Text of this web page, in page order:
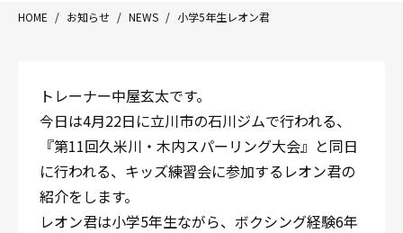
八王子中屋ボクシングジム
〒192-0072 東京都八王子市南町3-8 第2原嶋ビル1F
Tel/Fax：042-622-7222
営業時間：月〜土 14:00〜22:00 / 日・祝 14:00〜19:00
入会案内
サポーター募集
HOME / お知らせ / NEWS / 小学5年生レオン君
トレーナー中屋玄太です。
今日は4月22日に立川市の石川ジムで行われる、
『第11回久米川・木内スパーリング大会』と同日
に行われる、キッズ練習会に参加するレオン君の
紹介をします。
レオン君は小学5年生ながら、ボクシング経験6年